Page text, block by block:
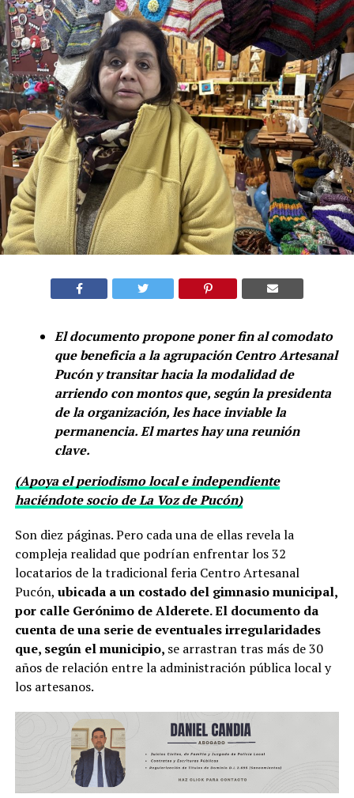
El documento propone poner fin al comodato
que beneficia a la agrupación Centro Artesanal
Pucón y transitar hacia la modalidad de
arriendo con montos que, según la presidenta
de la organización, les hace inviable la
permanencia. El martes hay una reunión
clave.
(Apoya el periodismo local e independiente
haciéndote socio de La Voz de Pucón)
Son diez páginas. Pero cada una de ellas revela la
compleja realidad que podrían enfrentar los 32
locatarios de la tradicional feria Centro Artesanal
Pucón, ubicada a un costado del gimnasio municipal,
por calle Gerónimo de Alderete. El documento da
cuenta de una serie de eventuales irregularidades
que, según el municipio, se arrastran tras más de 30
años de relación entre la administración pública local y
los artesanos.